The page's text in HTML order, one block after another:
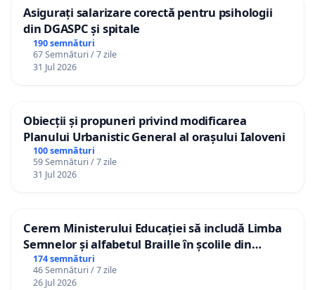
Asigurați salarizare corectă pentru psihologii
din DGASPC și spitale
190 semnături
67 Semnături / 7 zile
31 Jul 2026
Obiecții și propuneri privind modificarea
Planului Urbanistic General al orașului Ialoveni
100 semnături
59 Semnături / 7 zile
31 Jul 2026
Cerem Ministerului Educației să includă Limba
Semnelor și alfabetul Braille în școlile din
Republica Moldova!
174 semnături
46 Semnături / 7 zile
26 Jul 2026